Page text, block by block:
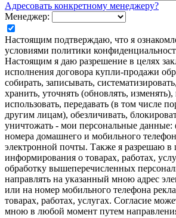
Адресовать конкретному менеджеру?
Менеджер:
Настоящим подтверждаю, что я
условиями политики
Настоящим я даю разрешение в целях
исполнения договора купли-продажи
собирать, записывать,
хранить, уточнять (обновлять, изменять),
использовать, передавать (в том числе
другим лицам), обезличивать,
уничтожать - мои персональные
номера домашнего и мобильного
электронной почты. Также я разрешаю в
информирования о товарах, работах,
обработку вышеперечисленных
направлять на указанный мною адрес
или на номер мобильного телефона
товарах, работах, услугах. Согласие
мною в любой момент путем